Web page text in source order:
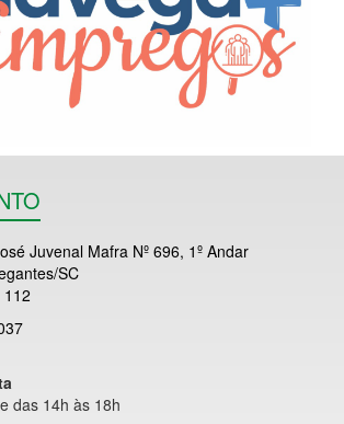
Juvenal Mafra Nº 696, 1º Andar
SC
das 14h às 18h